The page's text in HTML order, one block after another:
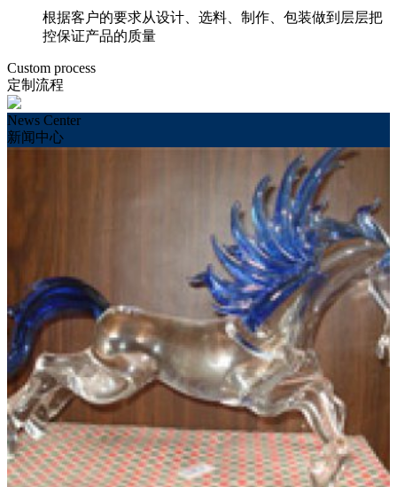
根据客户的要求从设计、选料、制作、包装做到层层把
控保证产品的质量
Custom process
定制流程
News Center
新闻中心